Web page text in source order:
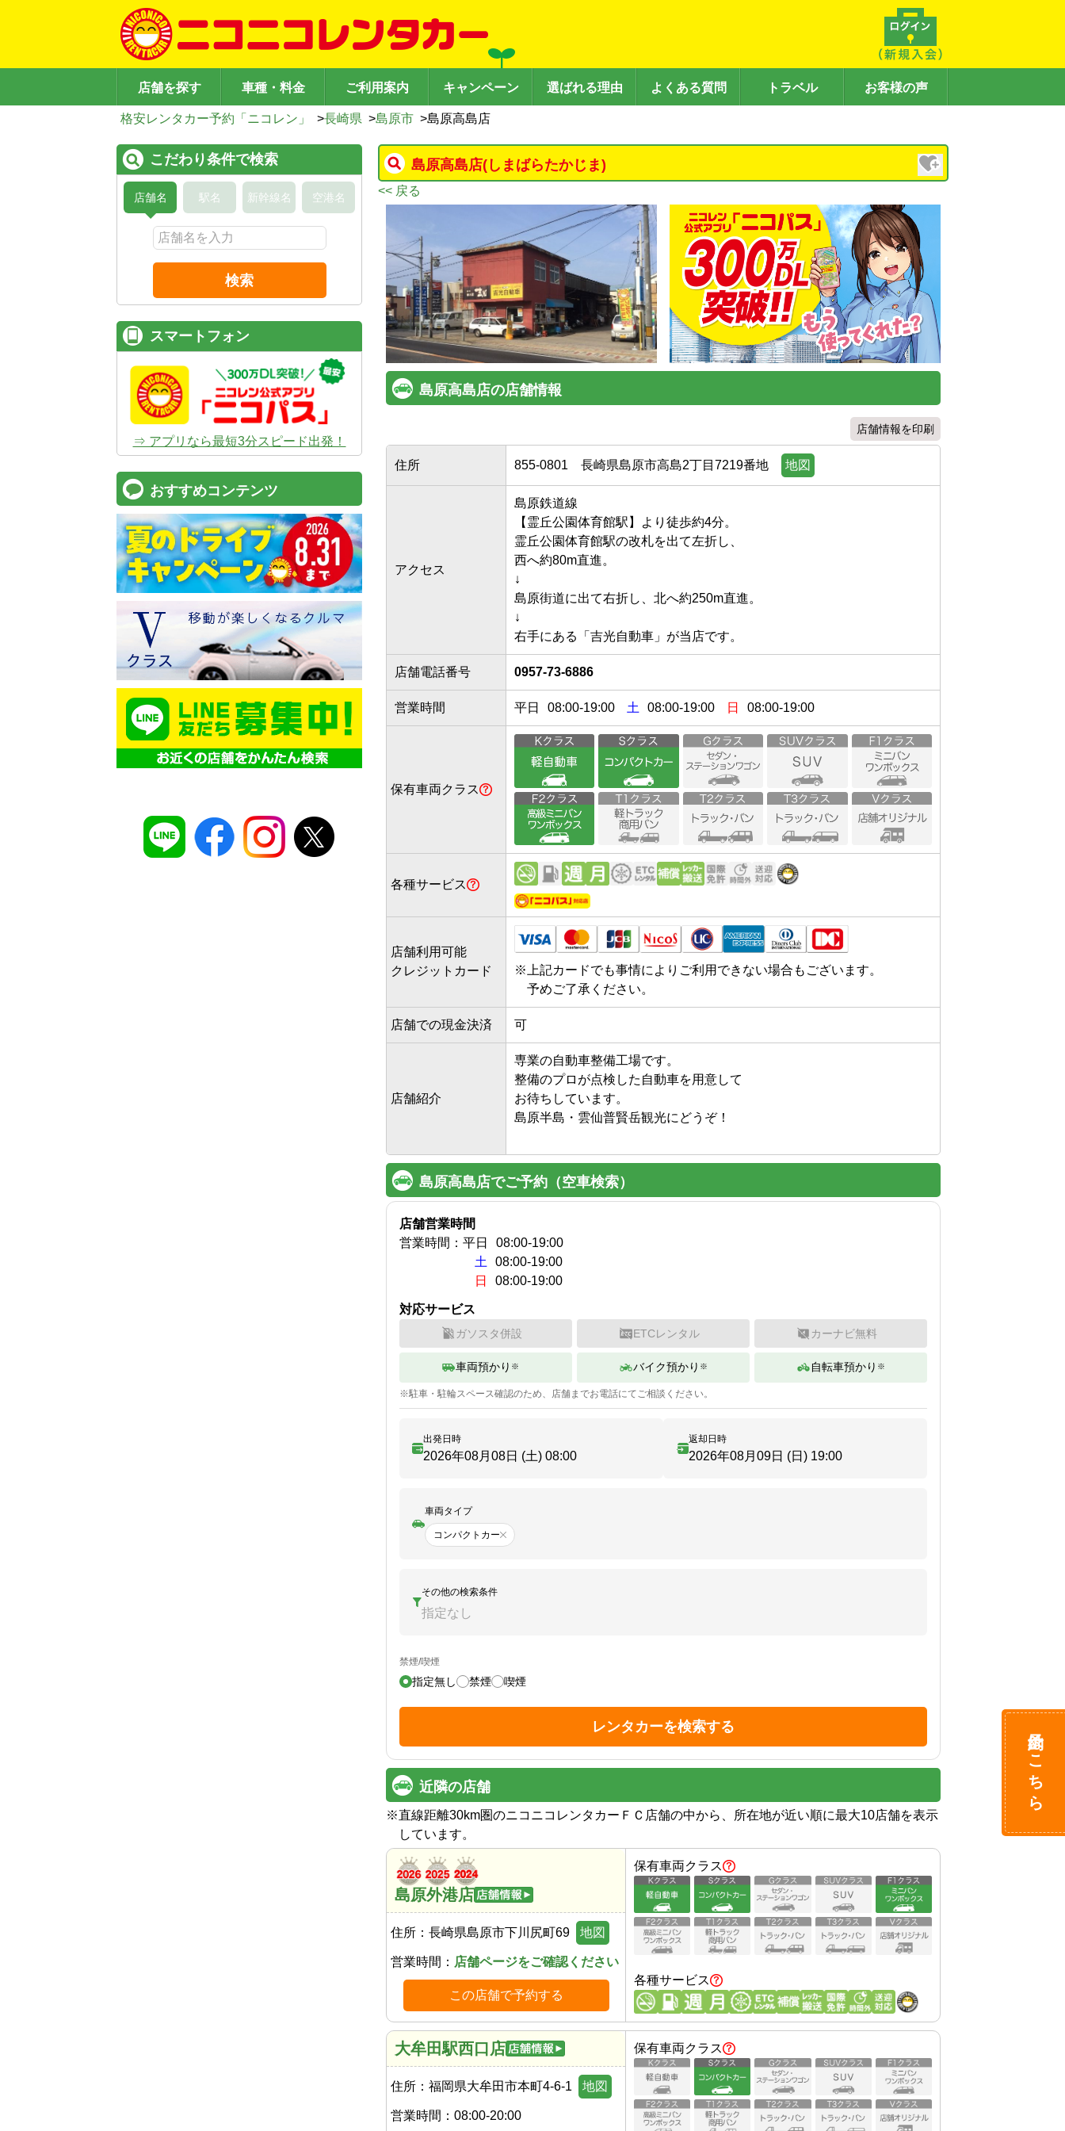
店舗を探す 車種・料金 ご利用案内 キャンペーン 選ばれる理由 よくある質問 トラベル お客様の声
格安レンタカー予約「ニコレン」 >長崎県 >島原市 >島原高島店
島原高島店(しまばらたかじま)
<< 戻る
島原高島店の店舗情報
店舗情報を印刷
住所 855-0801 長崎県島原市高島2丁目7219番地 地図
アクセス
島原鉄道線
【霊丘公園体育館駅】より徒歩約4分。
霊丘公園体育館駅の改札を出て左折し、
西へ約80m直進。
↓
島原街道に出て右折し、北へ約250m直進。
↓
店舗電話番号 0957-73-6886
営業時間 平日 08:00-19:00 土 08:00-19:00 日 08:00-19:00
保有車両クラス
各種サービス
店舗利用可能
クレジットカード
※ 上記カードでも事情によりご利用できない場合もございます。
予めご了承ください。
店舗での現金決済 可
店舗紹介
専業の自動車整備工場です。
整備のプロが点検した自動車を用意して
お待ちしています。
島原半島・雲仙普賢岳観光にどうぞ！
島原高島店でご予約（空車検索）
店舗営業時間
営業時間： 平日 08:00-19:00
土
08:00-19:00
日
08:00-19:00
対応サービス
ガソスタ併設 ETCレンタル カーナビ無料
車両預かり ※ バイク預かり ※ 自転車預かり ※
※駐車・駐輪スペース確認のため、店舗までお電話にてご相談ください。
出発日時
2026年08月08日 (土) 08:00
返却日時
2026年08月09日 (日) 19:00
車両タイプ
コンパクトカー
その他の検索条件
指定なし
禁煙/喫煙
指定無し 禁煙 喫煙
レンタカーを検索する
近隣の店舗
※直線距離30km圏のニコニコレンタカーＦＣ店舗の中から、所在地が近い順に最大10店舗を表示
しています。
島原外港店
住所： 長崎県島原市下川尻町69 地図
営業時間： 店舗ページをご確認ください
この店舗で予約する
保有車両クラス
各種サービス
大牟田駅西口店
住所： 福岡県大牟田市本町4-6-1 地図
営業時間： 08:00-20:00
保有車両クラス
予約はこちら
こだわり条件で検索
店舗名 駅名 新幹線名 空港名
検索
スマートフォン
⇒ アプリなら最短3分スピード出発！
おすすめコンテンツ